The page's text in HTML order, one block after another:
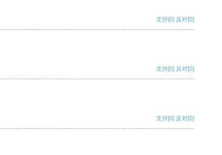
支持[0] 反对[0]
支持[0] 反对[0]
支持[0] 反对[0]